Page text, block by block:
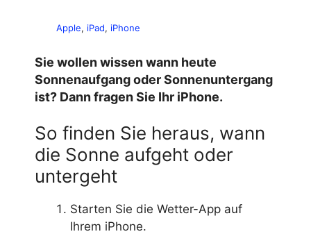
Apple, iPad, iPhone
Sie wollen wissen wann heute
Sonnenaufgang oder Sonnenuntergang
ist? Dann fragen Sie Ihr iPhone.
So finden Sie heraus, wann
die Sonne aufgeht oder
untergeht
Starten Sie die Wetter-App auf
Ihrem iPhone.